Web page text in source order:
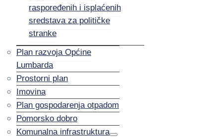
raspoređenih i isplaćenih
sredstava za političke
stranke
Plan razvoja Općine
Lumbarda
Prostorni plan
Imovina
Plan gospodarenja otpadom
Pomorsko dobro
Komunalna infrastruktura